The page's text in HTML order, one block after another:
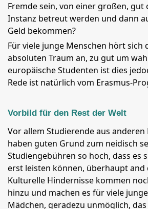
Fremde sein, von einer großen,
Instanz betreut werden und dann
Geld bekommen?
Für viele junge Menschen hört sich
absoluten Traum an, zu gut um
europäische Studenten ist dies
Rede ist natürlich vom Erasmus-
Vorbild für den Rest der Welt
Vor allem Studierende aus
haben guten Grund zum neidisch
Studiengebühren so hoch, dass es
erst leisten können, überhaupt and
Kulturelle Hindernisse kommen
hinzu und machen es für viele
Mädchen, geradezu unmöglich,